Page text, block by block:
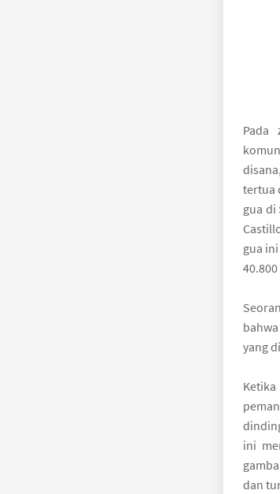
Pada
tertua
gua di
gua
yang
ini
dan